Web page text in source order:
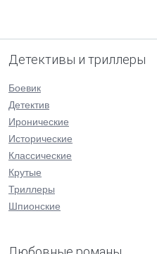
Детективы и триллеры
Боевик
Детектив
Иронические
Исторические
Классические
Крутые
Триллеры
Шпионские